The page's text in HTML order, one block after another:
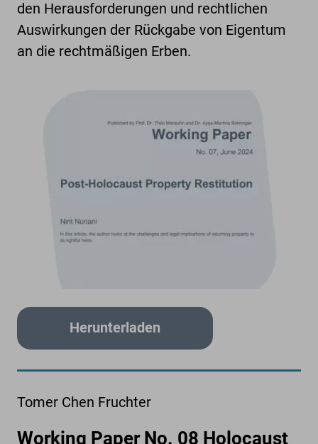
den Herausforderungen und rechtlichen
Auswirkungen der Rückgabe von Eigentum
an die rechtmäßigen Erben.
Herunterladen
Working Paper No. 08 Holocaust
Tomer Chen Fruchter